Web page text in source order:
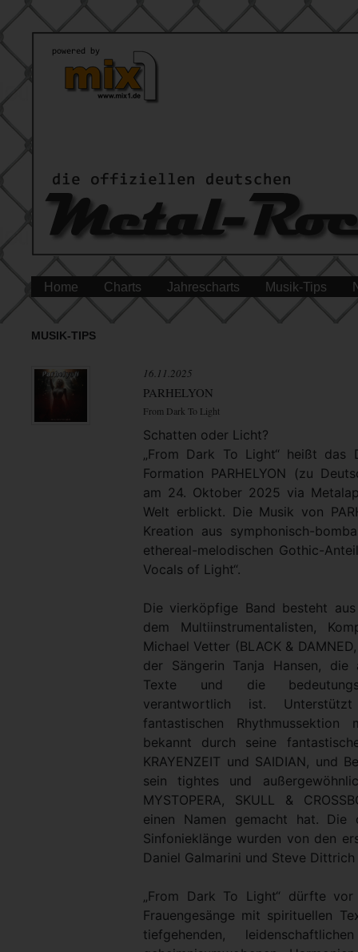
Home Charts Jahrescharts Musik-Tips
MUSIK-TIPS
16.11.2025
PARHELYON
From Dark To Light
Schatten oder Licht?
„From Dark To Light“ heißt das
Formation PARHELYON (zu
am 24. Oktober 2025 via
Welt erblickt. Die Musik von
Kreation aus symphonisch-
ethereal-melodischen Gothic-
Vocals of Light“.
Die vierköpfige Band besteht
dem Multiinstrumentalisten,
Michael Vetter (BLACK &
der Sängerin Tanja Hansen,
Texte und die
verantwortlich ist.
fantastischen
bekannt durch seine
KRAYENZEIT und SAIDIAN, und
sein tightes und
MYSTOPERA, SKULL &
einen Namen gemacht hat. Die
Sinfonieklänge wurden von den
Daniel Galmarini und Steve
„From Dark To Light“ dürfte
Frauengesänge mit spirituellen
tiefgehenden,